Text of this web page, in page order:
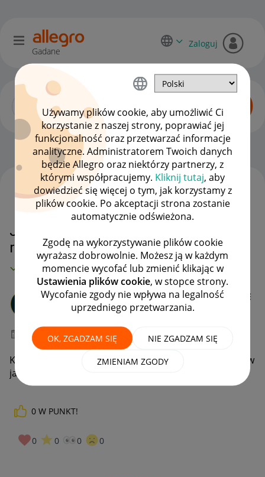
Używamy plików cookie, aby umożliwić Ci
korzystanie z naszej strony, poprawiać jej
funkcjonalność oraz przetwarzać informacje
analityczne. Administratorem Twoich danych
będzie Allegro oraz niektórzy partnerzy, z
którymi współpracujemy. Kliknij tutaj, aby
dowiedzieć się więcej o tym, jak korzystamy z
plików cookie. Po akceptacji strona zostanie
automatycznie odświeżona.
Zgodę na wykorzystywanie plików cookie
wyrażasz dobrowolnie. Możesz ją w każdym
momencie wycofać lub zmienić klikając w
Ustawienia plików cookie, w stopce strony.
Wycofanie zgody nie wpływa na legalność
uprzedniego przetwarzania.
OK, ZGADZAM SIĘ NIE ZGADZAM SIĘ
ZMIENIAM ZGODY
Gadane
Zaloguj
Dyskusje kupujących OPCJE
Jak sprawdzić w jaki banku mam
raty z allegro?
MAMY ROZWIĄZANIE!
tumfik
#7 Wielbiciel
‎01-05-2021 20:51
Kupiłem przedmiot przez raty, ale nie mam w e-mailu w
jakim banku są te raty.
0 W PUNKT!
0 0 0 0
WSZYSTKIE TEMATY